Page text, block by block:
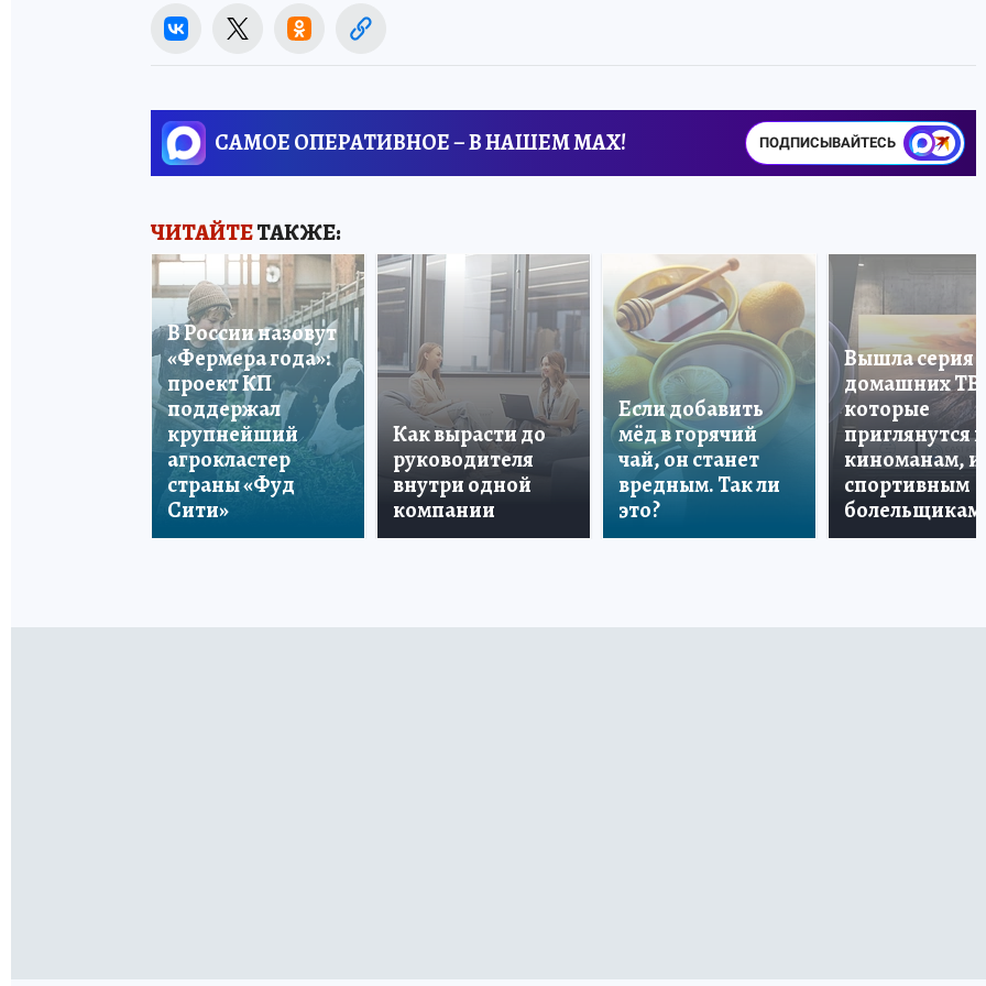
САМОЕ ОПЕРАТИВНОЕ – В НАШЕМ MAX! ПОДПИСЫВАЙТЕСЬ
ЧИТАЙТЕТАКЖЕ:
В России назовут
«Фермера года»:
проект КП
поддержал
крупнейший
агрокластер
страны «Фуд
Сити»
Как вырасти до
руководителя
внутри одной
компании
Если добавить
мёд в горячий
чай, он станет
вредным. Так ли
это?
Вышла серия
домашних ТВ,
которые
приглянутся и
киноманам, и
спортивным
болельщикам